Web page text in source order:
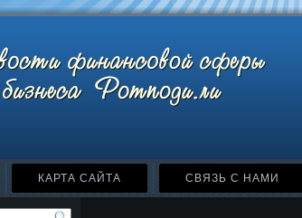
КАРТА САЙТА СВЯЗЬ С НАМИ